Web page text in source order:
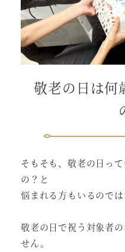
敬老の日は何
そもそも、敬老の日っ
の？と
悩まれる方もいるのでは
敬老の日で祝う対象者
せん。